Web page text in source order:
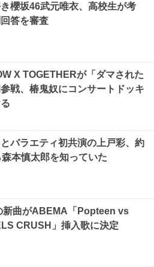
櫻坂46武元唯衣、高校生が考
答を審査
X TOGETHERが「ダマされた
戦、椿鬼奴にコンサートドッキ
バラエティ初共演の上戸彩、約
本慎太郎を知っていた
曲がABEMA「Popteen vs
CRUSH」挿入歌に決定